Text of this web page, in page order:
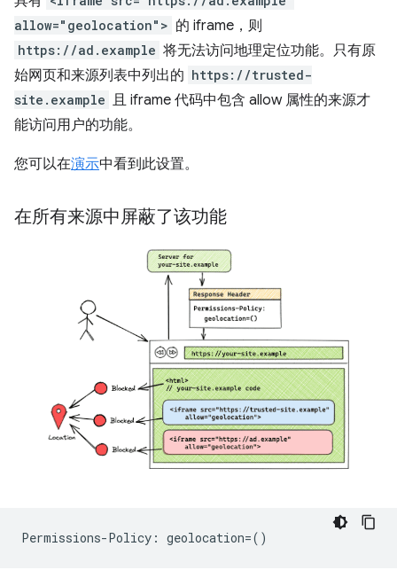
allow="geolocation"> 的 iframe，则
https://ad.example 将无法访问地理定位功能。只有原
始网页和来源列表中列出的 https://trusted-
site.example
且 iframe 代码中包含 allow 属性的来源才
能访问用户的功能。
您可以在演示中看到此设置。
在所有来源中屏蔽了该功能